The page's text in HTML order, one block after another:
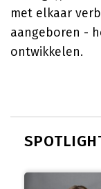
met elkaar
aangeboren -
ontwikkelen.